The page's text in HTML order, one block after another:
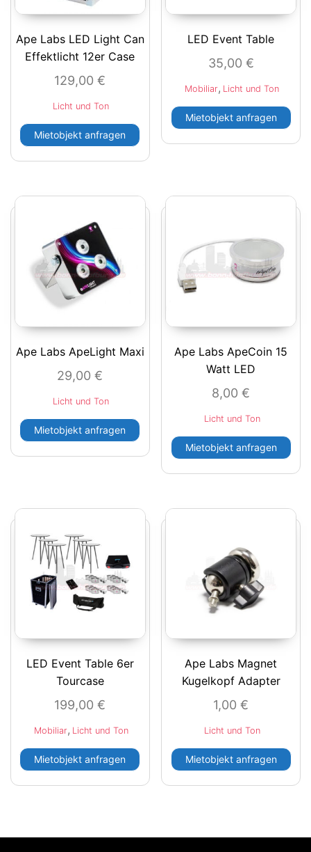
Ape Labs LED Light Can
Effektlicht 12er Case
129,00€
Licht und Ton
Mietobjekt anfragen
LED Event Table
35,00 €
Mobiliar, Licht und Ton
Mietobjekt anfragen
Ape Labs ApeLight Maxi
29,00€
Licht und Ton
Mietobjekt anfragen
Ape Labs ApeCoin 15
Watt LED
8,00€
Licht und Ton
Mietobjekt anfragen
LED Event Table 6er
Tourcase
199,00€
Mobiliar, Licht und Ton
Mietobjekt anfragen
Ape Labs Magnet
Kugelkopf Adapter
1,00€
Licht und Ton
Mietobjekt anfragen